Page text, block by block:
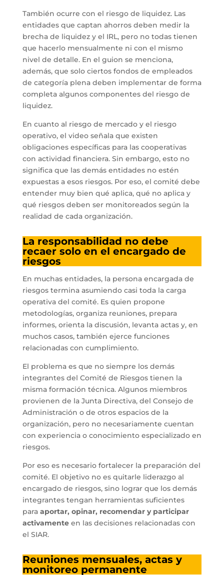
También ocurre con el riesgo de liquidez. Las
entidades que captan ahorros deben medir la
brecha de liquidez y el IRL, pero no todas tienen
que hacerlo mensualmente ni con el mismo
nivel de detalle. En el guion se menciona,
además, que solo ciertos fondos de empleados
de categoría plena deben implementar de forma
completa algunos componentes del riesgo de
liquidez.
En cuanto al riesgo de mercado y el riesgo
operativo, el video señala que existen
obligaciones específicas para las cooperativas
con actividad financiera. Sin embargo, esto no
significa que las demás entidades no estén
expuestas a esos riesgos. Por eso, el comité debe
entender muy bien qué aplica, qué no aplica y
qué riesgos deben ser monitoreados según la
realidad de cada organización.
La responsabilidad no debe
recaer solo en el encargado de
riesgos
En muchas entidades, la persona encargada de
riesgos termina asumiendo casi toda la carga
operativa del comité. Es quien propone
metodologías, organiza reuniones, prepara
informes, orienta la discusión, levanta actas y, en
muchos casos, también ejerce funciones
relacionadas con cumplimiento.
El problema es que no siempre los demás
integrantes del Comité de Riesgos tienen la
misma formación técnica. Algunos miembros
provienen de la Junta Directiva, del Consejo de
Administración o de otros espacios de la
organización, pero no necesariamente cuentan
con experiencia o conocimiento especializado en
riesgos.
Por eso es necesario fortalecer la preparación del
comité. El objetivo no es quitarle liderazgo al
encargado de riesgos, sino lograr que los demás
integrantes tengan herramientas suficientes
para aportar, opinar, recomendar y participar
activamenteen las decisiones relacionadas con
el SIAR.
Reuniones mensuales, actas y
monitoreo permanente